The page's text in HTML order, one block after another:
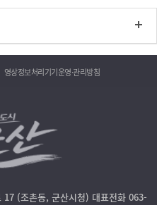
영상정보처리기기운영·관리방침
(조촌동, 군산시청) 대표전화 063-